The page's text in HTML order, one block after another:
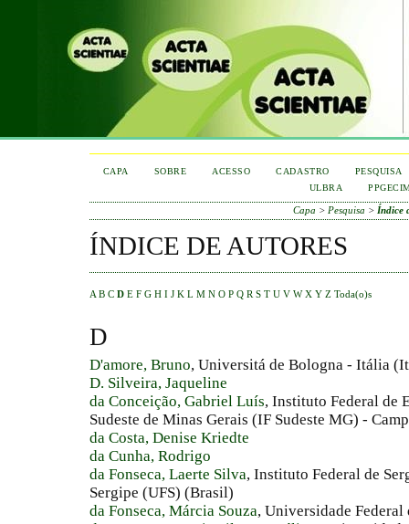
CAPA SOBRE ACESSO CADASTRO
PESQUISA
ULBRA
Capa > Pesquisa > Índice
ÍNDICE DE AUTORES
A B C D E F G H I J K L M N O P Q R S T U V W X Y Z Toda(o)s
D
D'amore, Bruno, Universitá de Bologna - Itália
D. Silveira, Jaqueline
da Conceição, Gabriel Luís, Instituto Federal de
Sudeste de Minas Gerais (IF Sudeste MG) -
da Costa, Denise Kriedte
da Cunha, Rodrigo
da Fonseca, Laerte Silva, Instituto Federal de
Sergipe (UFS) (Brasil)
da Fonseca, Márcia Souza, Universidade Federal